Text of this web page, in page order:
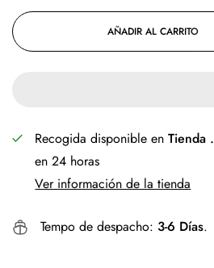
AÑADIR AL CARRITO
Recogida disponible enTienda .
en 24 horas
Ver información de la tienda
Tempo de despacho: 3-6 Días.